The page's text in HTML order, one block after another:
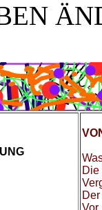
Die
Vor